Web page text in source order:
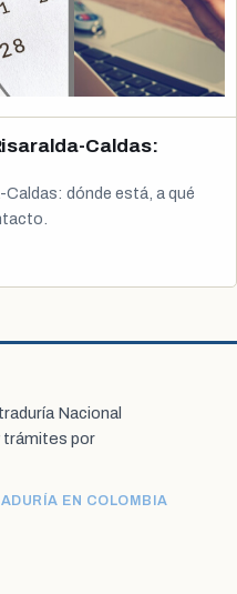
Caldas:
dónde está, a qué
Nacional
trámites por
EN COLOMBIA